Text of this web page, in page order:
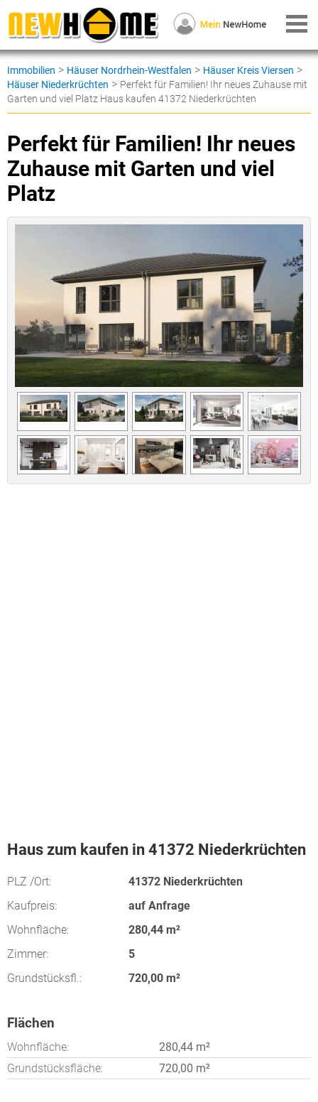
Immobilien > Häuser Nordrhein-Westfalen > Häuser Kreis Viersen >
Häuser Niederkrüchten > Perfekt für Familien! Ihr neues Zuhause mit
Garten und viel Platz Haus kaufen 41372 Niederkrüchten
Perfekt für Familien! Ihr neues
Zuhause mit Garten und viel
Platz
Haus zum kaufen in 41372 Niederkrüchten
PLZ /Ort:
41372 Niederkrüchten
Kaufpreis:
auf Anfrage
Wohnfläche:
280,44 m²
Zimmer:
5
Grundstücksfl.:
720,00 m²
Flächen
Wohnfläche:
280,44 m²
Grundstücksfläche:
720,00 m²